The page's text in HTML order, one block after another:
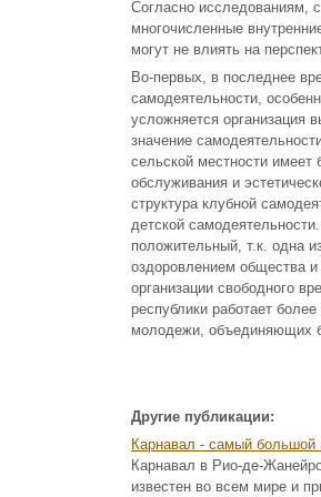
Согласно исследованиям,
многочисленные
могут не влиять на
Во-первых, в последнее
самодеятельности,
усложняется организация
значение
сельской местности имеет
обслуживания и
структура клубной
детской
положительный, т.к. одна
оздоровлением общества
организации свободного
республики работает
молодежи, объединяющих
Другие публикации:
Карнавал - самый большой
Карнавал в Рио-де-
известен во всем мире и